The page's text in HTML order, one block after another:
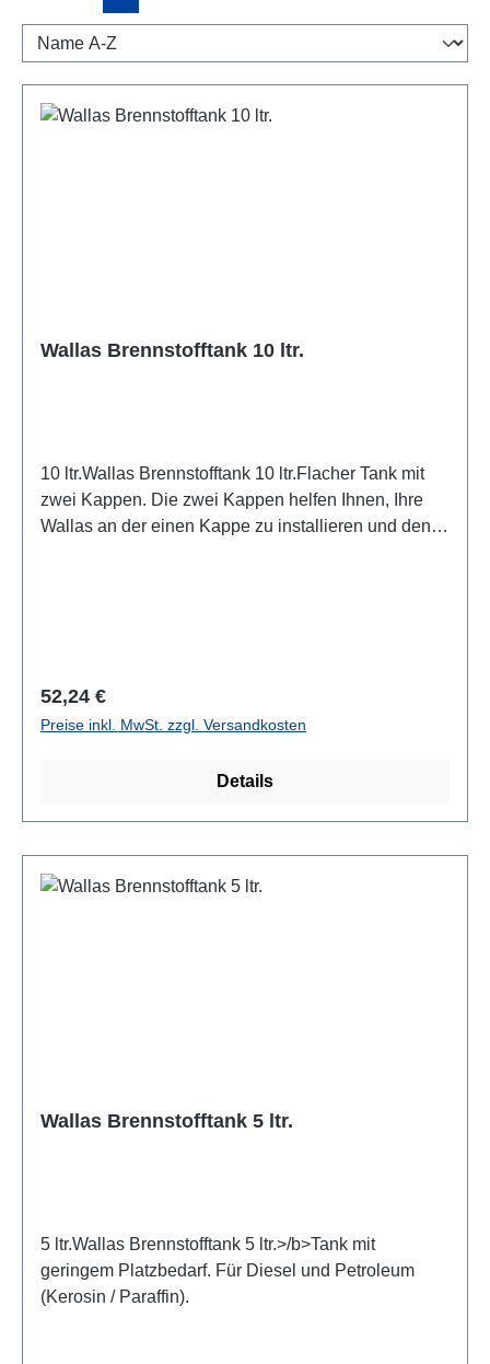
Wallas Brennstofftank 10 ltr.
10 ltr.Wallas Brennstofftank 10 ltr.Flacher Tank mit
zwei Kappen. Die zwei Kappen helfen Ihnen, Ihre
Wallas an der einen Kappe zu installieren und den
Regulärer Preis:
52,24 €
Preise inkl. MwSt. zzgl. Versandkosten
Details
Wallas Brennstofftank 5 ltr.
5 ltr.Wallas Brennstofftank 5 ltr.>/b>Tank mit
geringem Platzbedarf. Für Diesel und Petroleum
(Kerosin / Paraffin).